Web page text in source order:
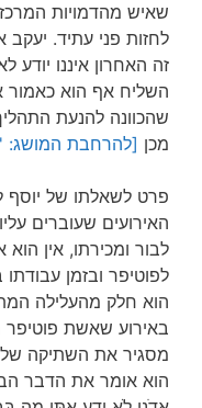
שאיש מהדמויות
לחזות פני עתיד. יעקב
זה האחרון איננו יודע
השליח אף הוא כאמור
שהכוונה להנעת
מכן [להרחבת המושג:
פרט לשאלתו של יוסף
האירועים שעוברים
לבור ומכירתו, אין
לפוטיפר ובזמן עבודתו
הוא חלק מהעלילה
באירוע שאשת פוטיפר
מסגיר את השתיקה
הוא אומר את הדבר